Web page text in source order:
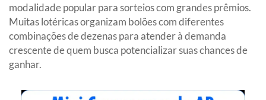
modalidade popular para sorteios com grandes prêmios.
Muitas lotéricas organizam bolões com diferentes
combinações de dezenas para atender à demanda
crescente de quem busca potencializar suas chances de
ganhar.